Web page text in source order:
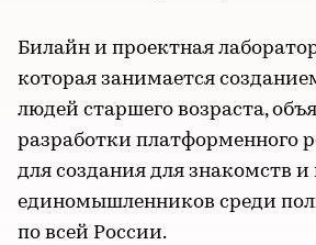
Билайн и проектная
которая занимается
людей старшего возраста,
разработки платформенного
для создания для знакомств и
единомышленников среди
по всей России.